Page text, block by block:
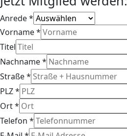
Anrede*
Vorname*
Titel
Nachname*
Straße*
PLZ*
Ort*
Telefon *